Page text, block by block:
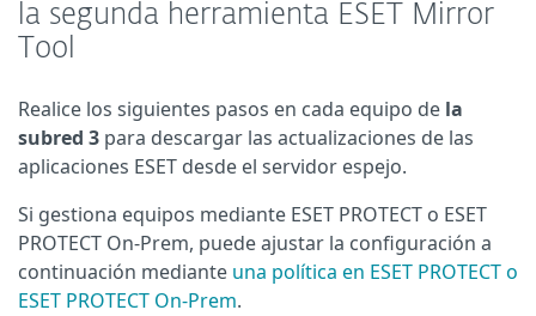
la segunda herramienta ESET Mirror
Tool
Realice los siguientes pasos en cada equipo de la
subred 3 para descargar las actualizaciones de las
aplicaciones ESET desde el servidor espejo.
Si gestiona equipos mediante ESET PROTECT o ESET
PROTECT On-Prem, puede ajustar la configuración a
continuación mediante una política en ESET PROTECT o
ESET PROTECT On-Prem.